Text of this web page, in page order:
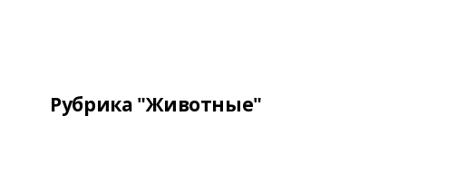
Рубрика "Животные"